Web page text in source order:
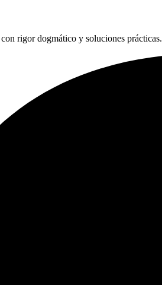
rigor dogmático y soluciones prácticas.